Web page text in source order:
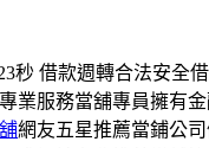
秒 借款週轉合法安全
業服務當舖專員擁有
網友五星推薦當鋪公